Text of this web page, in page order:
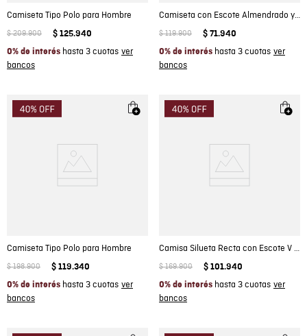
Camiseta Tipo Polo para Hombre
$ 209.900 $ 125.940
0% de interés hasta 3 cuotas
Camiseta con Escote Almendrado y Sin Mangas para Mujer
$ 119.900 $ 71.940
0% de interés hasta 3 cuotas
Camiseta Tipo Polo para Hombre
$ 198.900 $ 119.340
0% de interés hasta 3 cuotas
Camisa Silueta Recta con Escote V para Mujer
$ 169.900 $ 101.940
0% de interés hasta 3 cuotas